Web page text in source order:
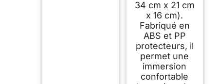
34 cm x 21 cm
x 16 cm).
Fabriqué en
ABS et PP
protecteurs, il
permet une
immersion
confortable